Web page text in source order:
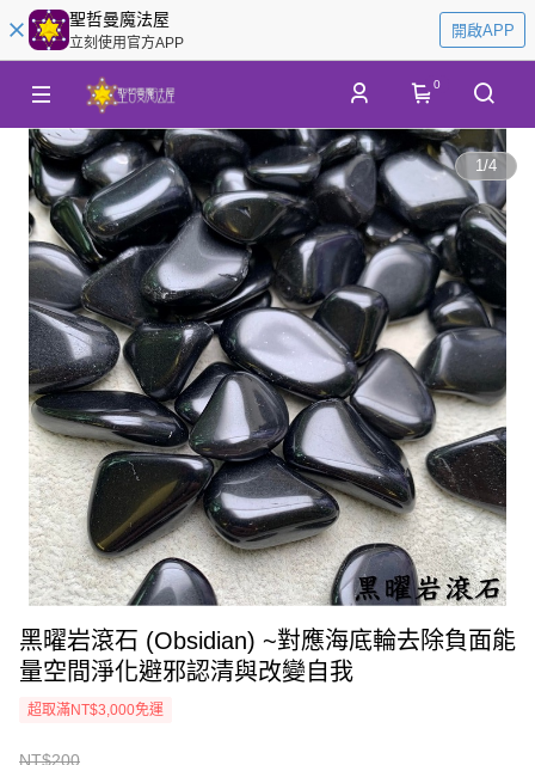
聖哲曼魔法屋
立刻使用官方APP
開啟APP
0
1/4
黑曜岩滾石 (Obsidian) ~對應海底輪去除負面能
量空間淨化避邪認清與改變自我
超取滿NT$3,000免運
NT$200